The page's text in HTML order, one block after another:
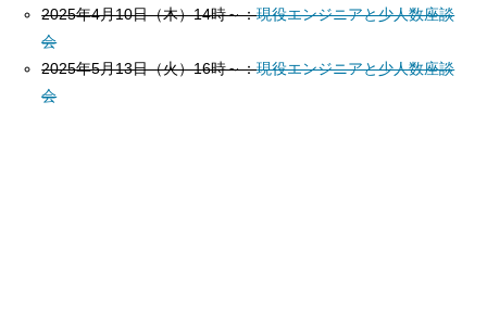
2025年4月10日（木）14時～：現役エンジニアと少人数座談
会
2025年5月13日（火）16時～：現役エンジニアと少人数座談
会